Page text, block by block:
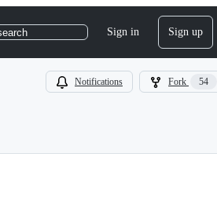
Sign in Sign up
Notifications Fork 54